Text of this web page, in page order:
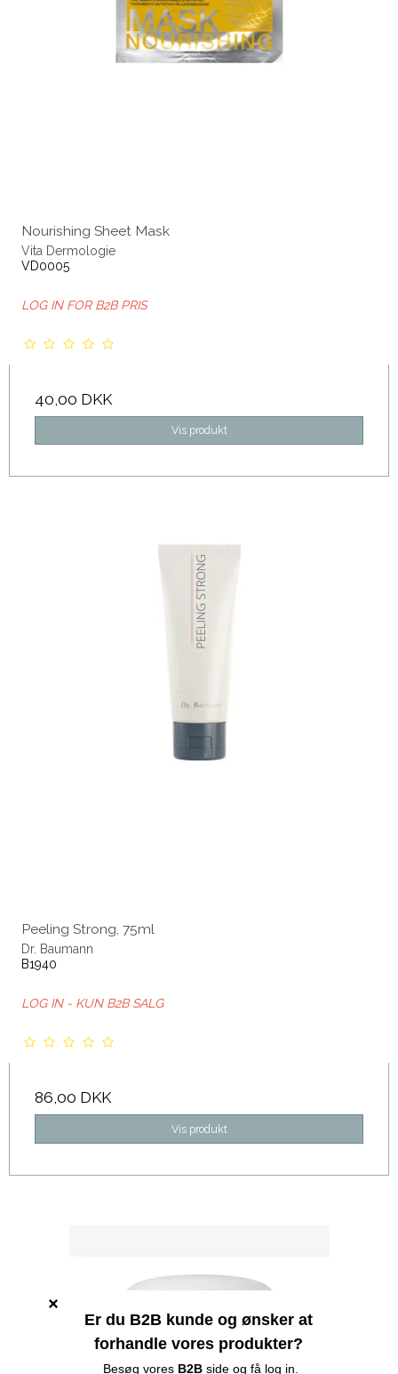
Nourishing Sheet Mask
Vita Dermologie
VD0005
LOG IN FOR B2B PRIS
40,00 DKK
Vis produkt
Peeling Strong, 75ml
Dr. Baumann
B1940
LOG IN - KUN B2B SALG
86,00 DKK
Vis produkt